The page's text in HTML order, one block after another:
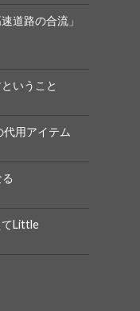
道路の合流」
いうこと
用アイテム
てLittle